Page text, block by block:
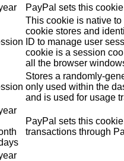
PayPal sets this
This cookie is native
cookie stores and
ID to manage user
cookie is a session
all the browser
Stores a randomly-
only used within the
and is used for usage
PayPal sets this
transactions through